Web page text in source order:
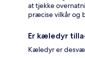
at tjekke
præcise vilkår og
Er kæledyr
Kæledyr er